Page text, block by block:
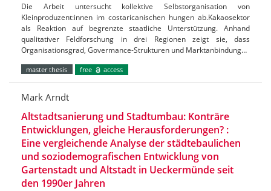
Die Arbeit untersucht kollektive Selbstorganisation von
Kleinproduzent:innen im costaricanischen hungen ab.Kakaosektor
als Reaktion auf begrenzte staatliche Unterstützung. Anhand
qualitativer Feldforschung in drei Regionen zeigt sie, dass
Organisationsgrad, Govermance-Strukturen und Marktanbindung…
master thesis free access
Mark Arndt
Altstadtsanierung und Stadtumbau: Konträre
Entwicklungen, gleiche Herausforderungen? :
Eine vergleichende Analyse der städtebaulichen
und soziodemografischen Entwicklung von
Gartenstadt und Altstadt in Ueckermünde seit
den 1990er Jahren